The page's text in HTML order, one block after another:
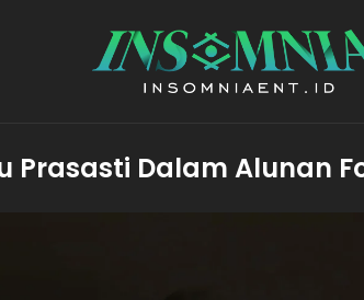
Prasasti Dalam Alunan